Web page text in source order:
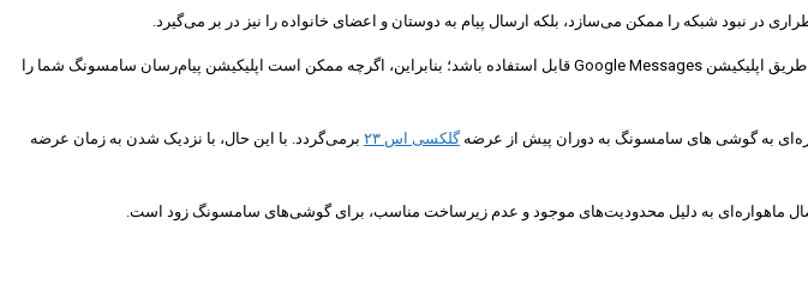
در نبود شبکه را ممکن می‌سازد، بلکه ارسال پیام به دوستان و اعضای خانواده را نیز در بر می‌گیرد.
این قابلیت به صورت پیش‌فرض در اپلیکیشن‌های پیام‌رسان SMS و MMS گنجانده خواهد شد، اما به نظر می‌رسد در ابتدا تنها از طریق اپلیکیشن Google Messages قابل استفاده باشد؛ بنابراین، اگرچه ممکن است اپلیکیشن پیام‌رسان سامسونگ شما را
به گوشی های سامسونگ به دوران پیش از عرضهگلکسی اس ۲۳
برمی‌گردد. با این حال، با نزدیک شدن به زمان عرضه